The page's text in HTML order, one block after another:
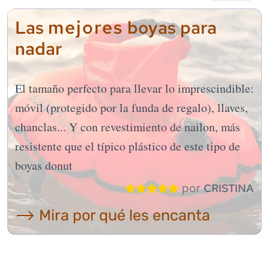
Las mejoresboyas para
nadar
El tamaño perfecto para llevar lo imprescindible:
móvil (protegido por la funda de regalo), llaves,
chanclas... Y con revestimiento de nailon, más
resistente que el típico plástico de este tipo de
boyas donut
porCRISTINA
⟶ Mira por qué les encanta